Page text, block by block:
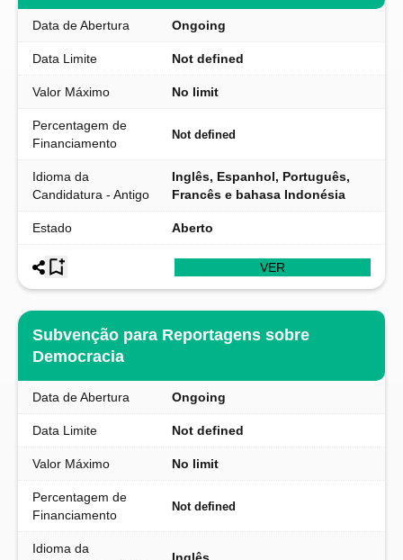
Data de Abertura Ongoing
Data Limite Not defined
Valor Máximo No limit
Percentagem de
Financiamento
Not defined
Idioma da
Candidatura - Antigo
Inglês, Espanhol, Português,
Francês e bahasa Indonésia
Estado Aberto
VER
Subvenção para Reportagens sobre
Democracia
Data de Abertura Ongoing
Data Limite Not defined
Valor Máximo No limit
Percentagem de
Financiamento
Not defined
Idioma da